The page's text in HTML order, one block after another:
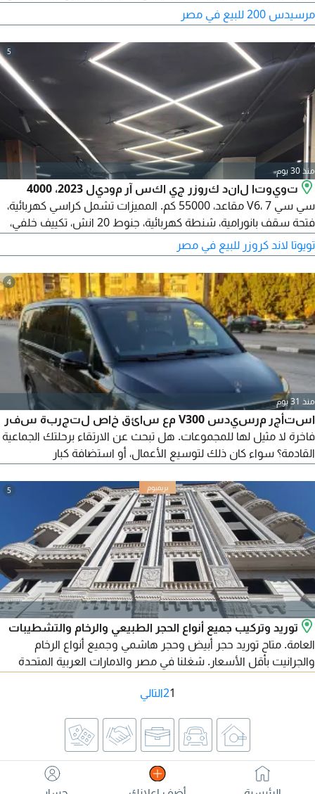
شنطة كهرباء. لون أسود، فرش بني. مرور حدائق الأهرام. رخصة سنة
ونصف
مرسيدس 200 للبيع في مصر
5
منذ 30 يوم
تويوتا لاند كروزر جي اكس آر موديل 2023، 4000
سي سي V6، 7 مقاعد، 55000 كم. المميزات تشمل كراسي كهربائية،
فتحة سقف بانورامية، شنطة كهربائية، جنوط 20 انش، تكييف خلفي،
لون أبيض، فرش بيج
تويوتا لاند كروزر للبيع في مصر
4
منذ 31 يوم
استأجر مرسيدس V300 مع سائق خاص لتجربة سفر
فاخرة لا مثيل لها للمجموعات. هل تبحث عن الارتقاء برحلتك الجماعية
القادمة؟ سواء كان ذلك لتوسيع الأعمال، أو استضافة كبار
النقل الفاخر بأفضل فانات التنفيذية: مرسيدس V300.
5
توريد وتركيب جميع أنواع الحجر الطبيعي والرخام والتشطيبات
العامة. متاح توريد حجر أبيض وحجر هاشمي وجميع أنواع الرخام
والجرانيت بأقل الأسعار. شغلنا في مصر والامارات العربية المتحدة
1
2التالي